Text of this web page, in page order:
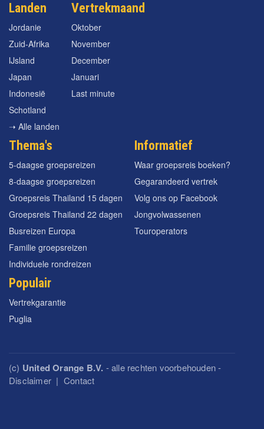
Landen
Jordanie
Zuid-Afrika
IJsland
Japan
Indonesië
Schotland
➝ Alle landen
Vertrekmaand
Oktober
November
December
Januari
Last minute
Thema's
5-daagse groepsreizen
8-daagse groepsreizen
Groepsreis Thailand 15 dagen
Groepsreis Thailand 22 dagen
Busreizen Europa
Familie groepsreizen
Individuele rondreizen
Informatief
Waar groepsreis boeken?
Gegarandeerd vertrek
Volg ons op Facebook
Jongvolwassenen
Touroperators
Populair
Vertrekgarantie
Puglia
(c) United Orange B.V. - alle rechten voorbehouden -
Disclaimer | Contact